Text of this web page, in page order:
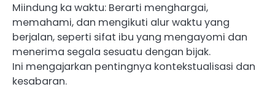
Miindung ka waktu: Berarti menghargai,
memahami, dan mengikuti alur waktu yang
berjalan, seperti sifat ibu yang mengayomi dan
menerima segala sesuatu dengan bijak.
Ini mengajarkan pentingnya kontekstualisasi dan
kesabaran.